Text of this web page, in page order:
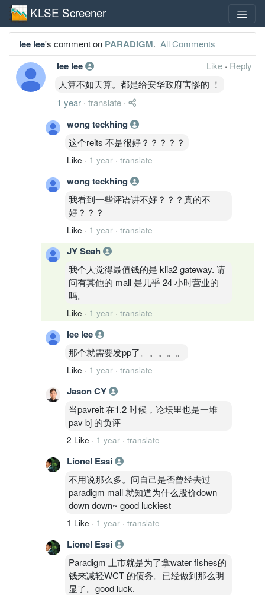
KLSE Screener
lee lee's comment on PARADIGM. All Comments
lee lee Like · Reply
人算不如天算。都是给安华政府害惨的 ！
1 year · translate ·
wong teckhing
这个reits 不是很好？？？？？
Like · 1 year · translate
wong teckhing
我看到一些评语讲不好？？？真的不
好？？？
Like · 1 year · translate
JY Seah
我个人觉得最值钱的是 klia2 gateway. 请
问有其他的 mall 是几乎 24 小时营业的
吗。
Like · 1 year · translate
lee lee
那个就需要发pp了。。。。。
Like · 1 year · translate
Jason CY
当pavreit 在1.2 时候，论坛里也是一堆
pav bj 的负评
2 Like · 1 year · translate
Lionel Essi
不用说那么多。问自己是否曾经去过
paradigm mall 就知道为什么股价down
down down~ good luckiest
1 Like · 1 year · translate
Lionel Essi
Paradigm 上市就是为了拿water fishes的
钱来减轻WCT 的债务。已经做到那么明
显了。good luck.